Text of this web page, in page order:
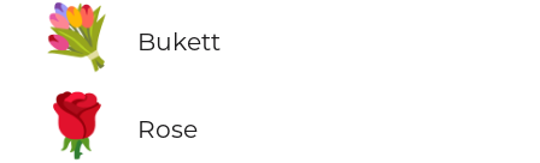
💐 Bukett
🌹 Rose